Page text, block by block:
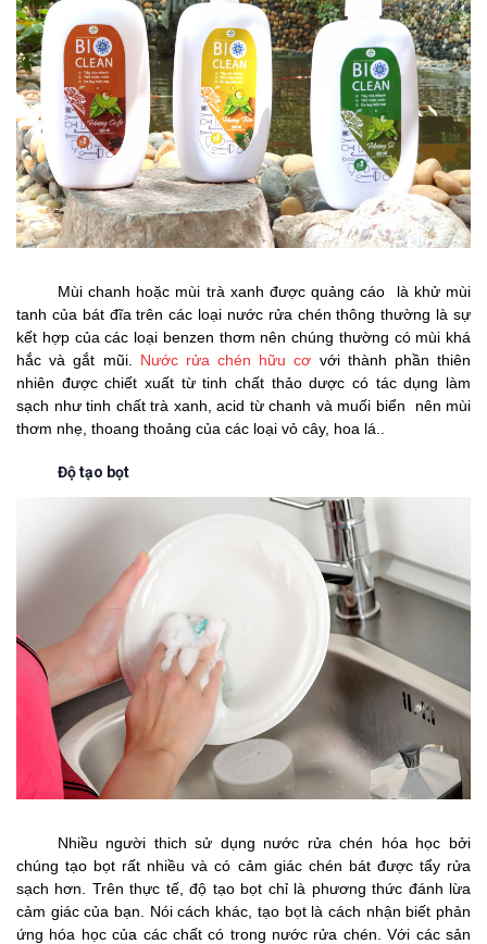
Mùi chanh hoặc mùi trà xanh được quảng cáo là khử mùi
tanh của bát đĩa trên các loại nước rửa chén thông thường là sự
kết hợp của các loại benzen thơm nên chúng thường có mùi khá
hắc và gắt mũi. Nước rửa chén hữu cơ với thành phần thiên
nhiên được chiết xuất từ tinh chất thảo dược có tác dụng làm
sạch như tinh chất trà xanh, acid từ chanh và muối biển nên mùi
thơm nhẹ, thoang thoảng của các loại vỏ cây, hoa lá..
Độ tạo bọt
Nhiều người thich sử dụng nước rửa chén hóa học bởi
chúng tạo bọt rất nhiều và có cảm giác chén bát được tẩy rửa
sạch hơn. Trên thực tế, độ tạo bọt chỉ là phương thức đánh lừa
cảm giác của bạn. Nói cách khác, tạo bọt là cách nhận biết phản
ứng hóa học của các chất có trong nước rửa chén. Với các sản